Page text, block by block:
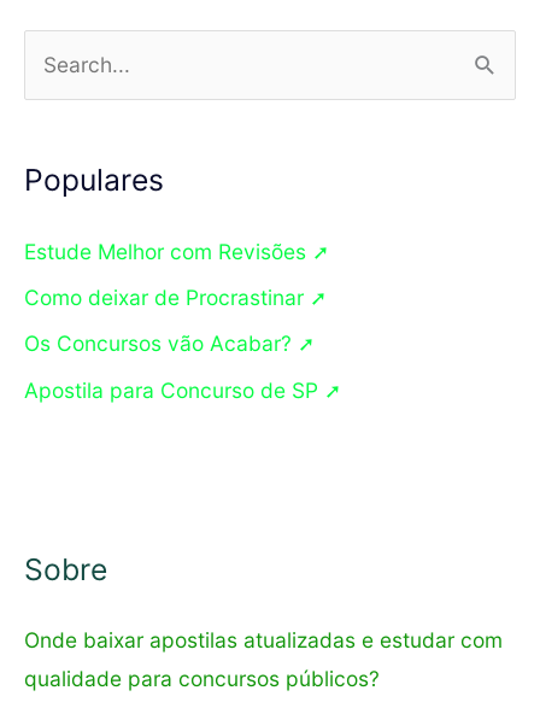
q
i
s
a
Populares
Estude Melhor com Revisões ➚
Como deixar de Procrastinar ➚
Os Concursos vão Acabar? ➚
Apostila para Concurso de SP ➚
Sobre
Onde baixar apostilas atualizadas e estudar com
qualidade para concursos públicos?